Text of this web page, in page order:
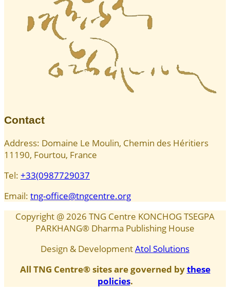
Contact
Address: Domaine Le Moulin, Chemin des Héritiers
11190, Fourtou, France
Tel: +33(0987729037
Email: tng-office@tngcentre.org
Copyright @2026 TNG Centre KONCHOG TSEGPA
PARKHANG® Dharma Publishing House
Design & DevelopmentAtol Solutions
All TNG Centre® sites are governed bythese
policies.